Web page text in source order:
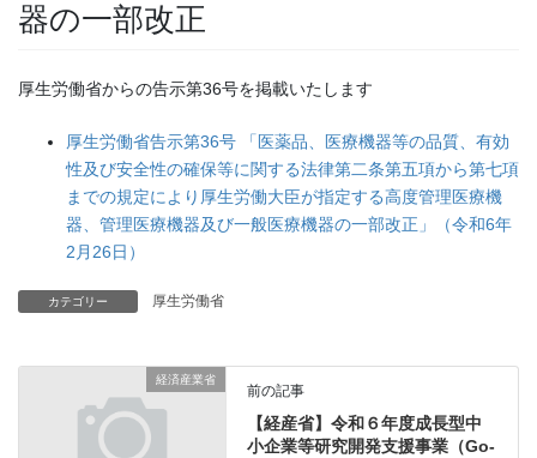
器の一部改正
厚生労働省からの告示第36号を掲載いたします
厚生労働省告示第36号 「医薬品、医療機器等の品質、有効
性及び安全性の確保等に関する法律第二条第五項から第七項
までの規定により厚生労働大臣が指定する高度管理医療機
器、管理医療機器及び一般医療機器の一部改正」（令和6年
2月26日）
カテゴリー 厚生労働省
経済産業省
前の記事
【経産省】令和６年度成長型中
小企業等研究開発支援事業（Go-